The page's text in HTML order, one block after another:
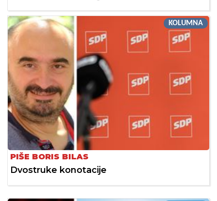
KOLUMNA
PIŠE BORIS BILAS
Dvostruke konotacije